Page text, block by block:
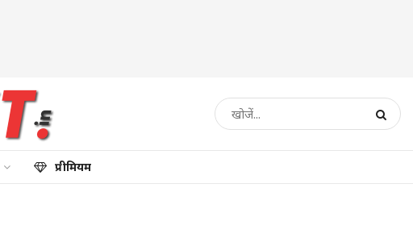
प्रीमियम